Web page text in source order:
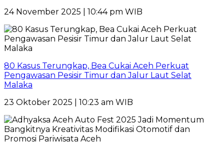
24 November 2025 | 10:44 pm WIB
80 Kasus Terungkap, Bea Cukai Aceh Perkuat
Pengawasan Pesisir Timur dan Jalur Laut Selat
Malaka
23 Oktober 2025 | 10:23 am WIB